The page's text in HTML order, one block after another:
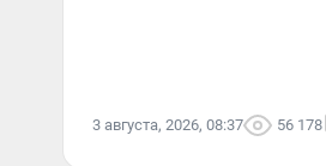
3 августа, 2026, 08:37 56 178